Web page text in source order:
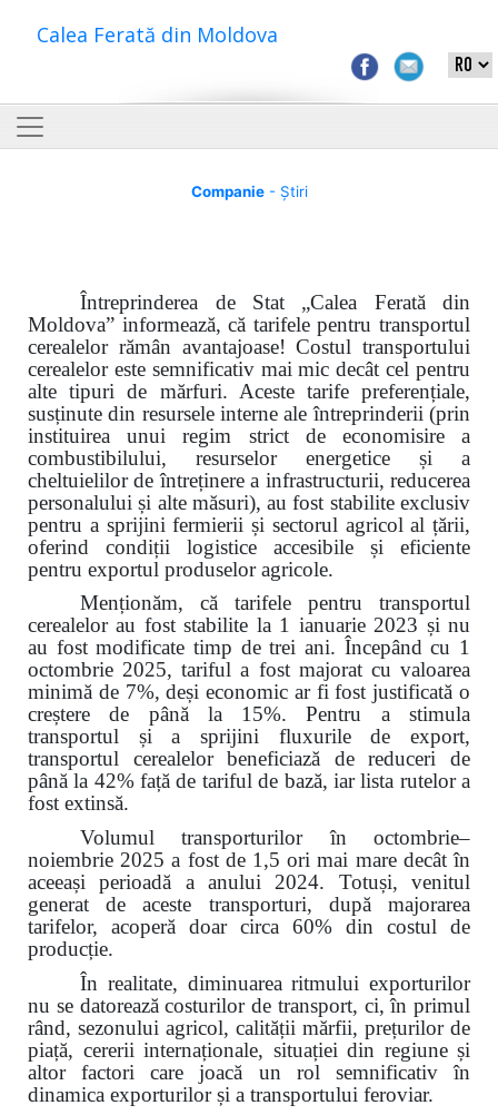
Calea Ferată din Moldova
Companie- Știri
Întreprinderea de Stat „Calea Ferată din
Moldova” informează, că tarifele pentru transportul
cerealelor rămân avantajoase! Costul transportului
cerealelor este semnificativ mai mic decât cel pentru
alte tipuri de mărfuri. Aceste tarife preferențiale,
susținute din resursele interne ale întreprinderii (prin
instituirea unui regim strict de economisire a
combustibilului, resurselor energetice și a
cheltuielilor de întreținere a infrastructurii, reducerea
personalului și alte măsuri), au fost stabilite exclusiv
pentru a sprijini fermierii și sectorul agricol al țării,
oferind condiții logistice accesibile și eficiente
pentru exportul produselor agricole.
Menționăm, că tarifele pentru transportul
cerealelor au fost stabilite la 1 ianuarie 2023 și nu
au fost modificate timp de trei ani. Începând cu 1
octombrie 2025, tariful a fost majorat cu valoarea
minimă de 7%, deși economic ar fi fost justificată o
creștere de până la 15%. Pentru a stimula
transportul și a sprijini fluxurile de export,
transportul cerealelor beneficiază de reduceri de
până la 42% față de tariful de bază, iar lista rutelor a
fost extinsă.
Volumul transporturilor în octombrie–
noiembrie 2025 a fost de 1,5 ori mai mare decât în
aceeași perioadă a anului 2024. Totuși, venitul
generat de aceste transporturi, după majorarea
tarifelor, acoperă doar circa 60% din costul de
producție.
În realitate, diminuarea ritmului exporturilor
nu se datorează costurilor de transport, ci, în primul
rând, sezonului agricol, calității mărfii, prețurilor de
piață, cererii internaționale, situației din regiune și
altor factori care joacă un rol semnificativ în
dinamica exporturilor și a transportului feroviar.